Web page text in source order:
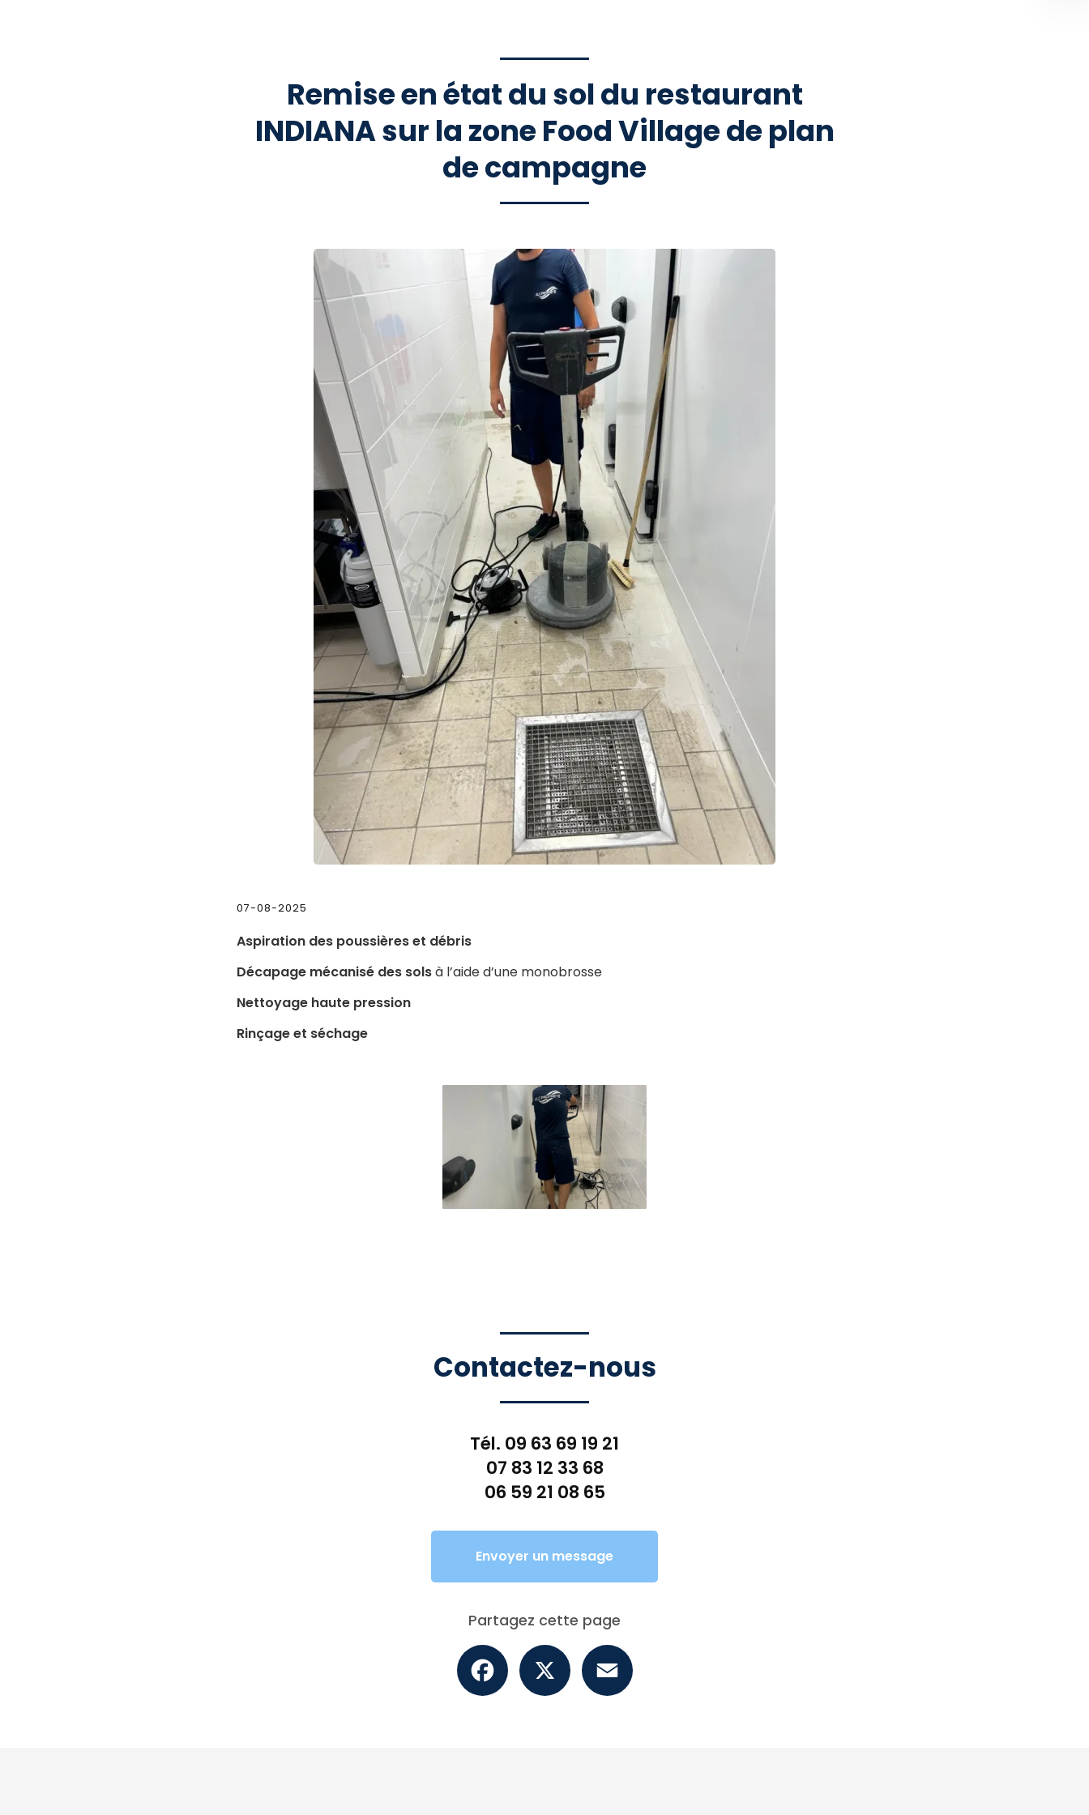
Remise en état du sol du restaurant
INDIANA sur la zone Food Village de plan
de campagne
07-08-2025
Aspiration des poussières et débris
Décapage mécanisé des solsà l’aide d’une monobrosse
Nettoyage haute pression
Rinçage et séchage
Contactez-nous
Tél. 09 63 69 19 21
07 83 12 33 68
06 59 21 08 65
Envoyer un message
Partagez cette page
Facebook